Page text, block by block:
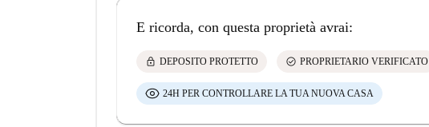
E ricorda, con questa proprietà avrai:
lock DEPOSITO PROTETTO check_circle PROPRIETARIO VERIFICATO
24H PER CONTROLLARE LA TUA NUOVA CASA